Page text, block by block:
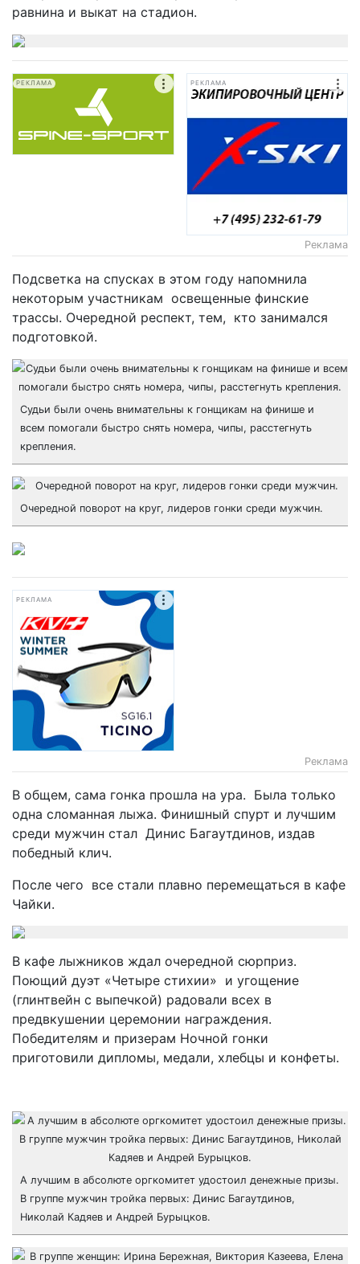
равнина и выкат на стадион.
РЕКЛАМА РЕКЛАМА
Реклама
Подсветка на спусках в этом году напомнила
некоторым участникам освещенные финские
трассы. Очередной респект, тем, кто занимался
подготовкой.
Судьи были очень внимательны к гонщикам на финише и
всем помогали быстро снять номера, чипы, расстегнуть
крепления.
Очередной поворот на круг, лидеров гонки среди мужчин.
РЕКЛАМА
Реклама
В общем, сама гонка прошла на ура. Была только
одна сломанная лыжа. Финишный спурт и лучшим
среди мужчин стал Динис Багаутдинов, издав
победный клич.
После чего все стали плавно перемещаться в кафе
Чайки.
В кафе лыжников ждал очередной сюрприз.
Поющий дуэт «Четыре стихии» и угощение
(глинтвейн с выпечкой) радовали всех в
предвкушении церемонии награждения.
Победителям и призерам Ночной гонки
приготовили дипломы, медали, хлебцы и конфеты.
А лучшим в абсолюте оргкомитет удостоил денежные призы.
В группе мужчин тройка первых: Динис Багаутдинов,
Николай Кадяев и Андрей Бурыцков.